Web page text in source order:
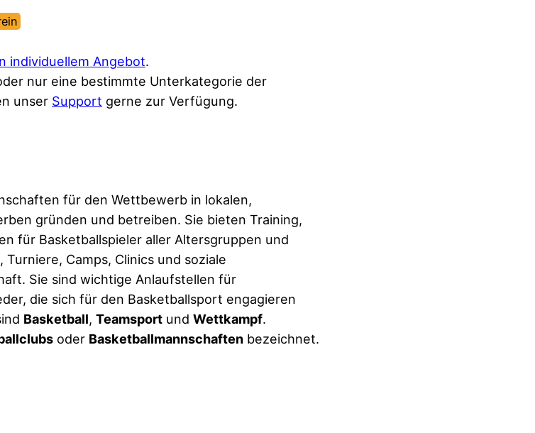
individuellem Angebot.
nur eine bestimmte Unterkategorie der
unser Support gerne zur Verfügung.
für den Wettbewerb in lokalen,
gründen und betreiben. Sie bieten Training,
für Basketballspieler aller Altersgruppen und
Camps, Clinics und soziale
Sie sind wichtige Anlaufstellen für
die sich für den Basketballsport engagieren
Basketball, Teamsport und Wettkampf.
oder Basketballmannschaften bezeichnet.